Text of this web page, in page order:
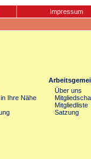
Impressum
Ihre Nähe
Über uns
Mitgliedliste
Satzung